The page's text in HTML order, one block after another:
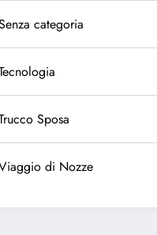
categoria
Sposa
di Nozze